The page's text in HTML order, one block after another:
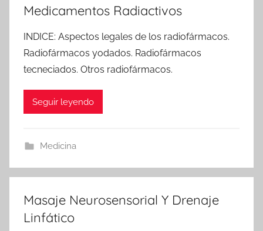
Medicamentos Radiactivos
INDICE: Aspectos legales de los radiofármacos.
Radiofármacos yodados. Radiofármacos
tecneciados. Otros radiofármacos.
Seguir leyendo
Medicina
Masaje Neurosensorial Y Drenaje
Linfático